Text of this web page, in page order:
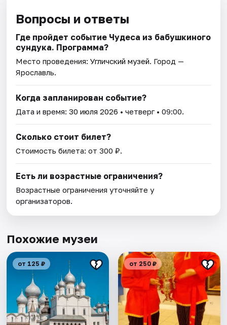
Вопросы и ответы
Где пройдет событие Чудеса из бабушкиного
сундука. Программа?
Место проведения:Угличский музей. Город —
Ярославль.
Когда запланирован событие?
Дата и время:30 июля 2026 • четверг • 09:00.
Сколько стоит билет?
Стоимость билета: от 300 ₽.
Есть ли возрастные ограничения?
Возрастные ограничения уточняйте у
организаторов.
Похожие музеи
от 125 ₽ от 250 ₽